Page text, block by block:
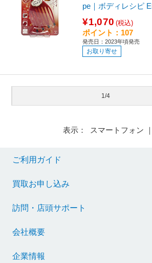
pe｜ボディレシピ
¥1,070 (税込)
ポイント：107
発売日：2023年頃発売
お取り寄せ
1/4
表示： スマートフォン ｜
ご利用ガイド
買取お申し込み
訪問・店頭サポート
会社概要
企業情報